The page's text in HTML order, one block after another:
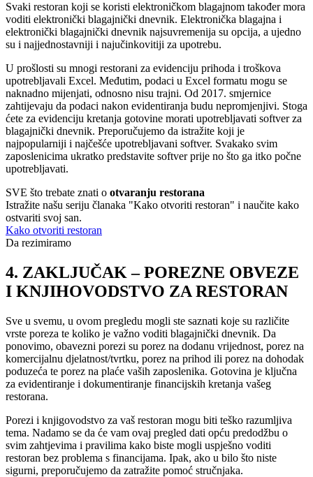
Svaki restoran koji se koristi elektroničkom blagajnom također mora
voditi elektronički blagajnički dnevnik. Elektronička blagajna i
elektronički blagajnički dnevnik najsuvremenija su opcija, a ujedno
su i najjednostavniji i najučinkovitiji za upotrebu.
U prošlosti su mnogi restorani za evidenciju prihoda i troškova
upotrebljavali Excel. Međutim, podaci u Excel formatu mogu se
naknadno mijenjati, odnosno nisu trajni. Od 2017. smjernice
zahtijevaju da podaci nakon evidentiranja budu nepromjenjivi. Stoga
ćete za evidenciju kretanja gotovine morati upotrebljavati softver za
blagajnički dnevnik. Preporučujemo da istražite koji je
najpopularniji i najčešće upotrebljavani softver. Svakako svim
zaposlenicima ukratko predstavite softver prije no što ga itko počne
upotrebljavati.
SVE što trebate znati o otvaranju restorana
Istražite našu seriju članaka "Kako otvoriti restoran" i naučite kako
ostvariti svoj san.
Kako otvoriti restoran
Da rezimiramo
4. ZAKLJUČAK – POREZNE OBVEZE
I KNJIHOVODSTVO ZA RESTORAN
Sve u svemu, u ovom pregledu mogli ste saznati koje su različite
vrste poreza te koliko je važno voditi blagajnički dnevnik. Da
ponovimo, obavezni porezi su porez na dodanu vrijednost, porez na
komercijalnu djelatnost/tvrtku, porez na prihod ili porez na dohodak
poduzeća te porez na plaće vaših zaposlenika. Gotovina je ključna
za evidentiranje i dokumentiranje financijskih kretanja vašeg
restorana.
Porezi i knjigovodstvo za vaš restoran mogu biti teško razumljiva
tema. Nadamo se da će vam ovaj pregled dati opću predodžbu o
svim zahtjevima i pravilima kako biste mogli uspješno voditi
restoran bez problema s financijama. Ipak, ako u bilo što niste
sigurni, preporučujemo da zatražite pomoć stručnjaka.